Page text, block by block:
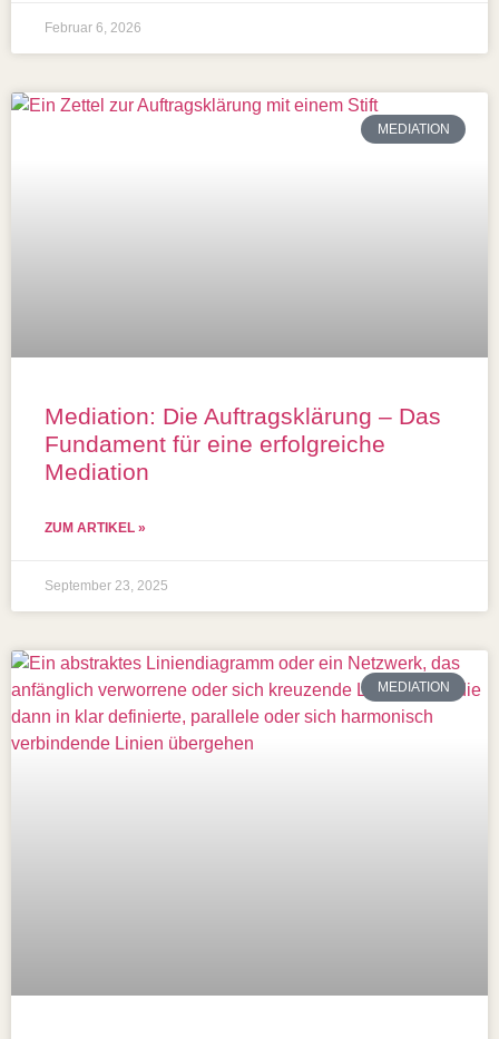
Februar 6, 2026
MEDIATION
Mediation: Die Auftragsklärung – Das
Fundament für eine erfolgreiche
Mediation
ZUM ARTIKEL »
September 23, 2025
MEDIATION